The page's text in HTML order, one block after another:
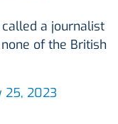
a journalist
of the British
25, 2023